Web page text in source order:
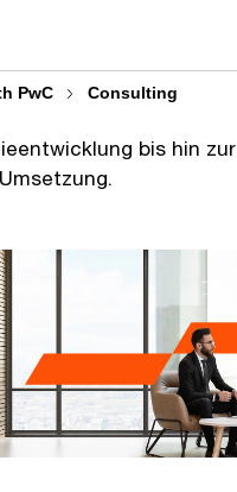
PwC Consulting
bis hin zur